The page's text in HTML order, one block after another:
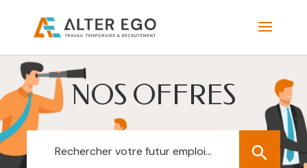
NOS OFFRES
Search